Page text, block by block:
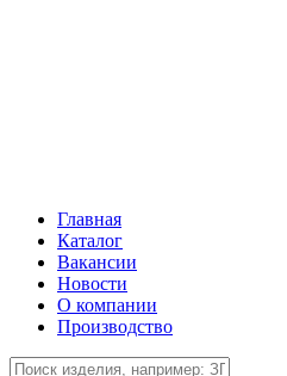
Главная
Каталог
Вакансии
Новости
О компании
Производство